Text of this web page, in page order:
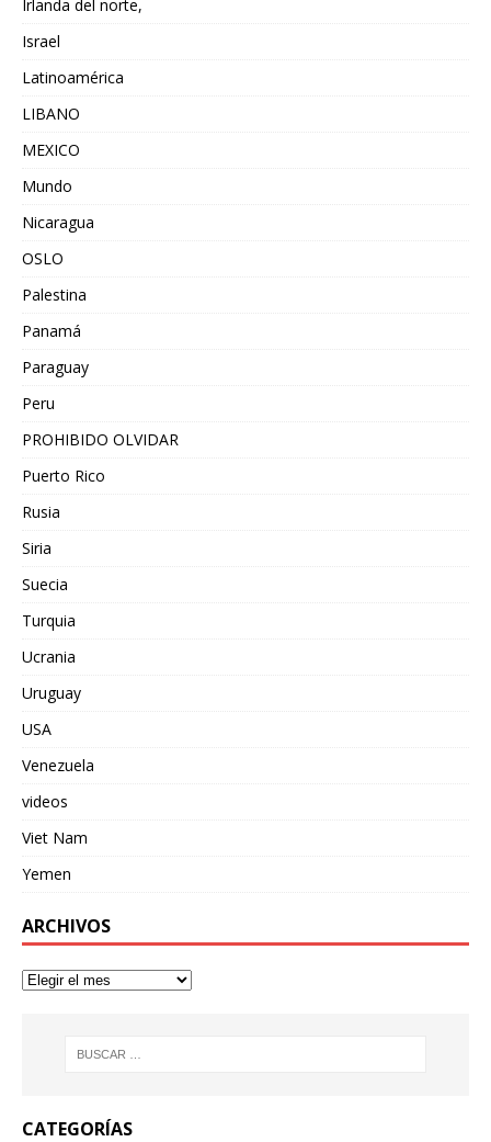
Irlanda del norte,
Israel
Latinoamérica
LIBANO
MEXICO
Mundo
Nicaragua
OSLO
Palestina
Panamá
Paraguay
Peru
PROHIBIDO OLVIDAR
Puerto Rico
Rusia
Siria
Suecia
Turquia
Ucrania
Uruguay
USA
Venezuela
videos
Viet Nam
Yemen
ARCHIVOS
CATEGORÍAS